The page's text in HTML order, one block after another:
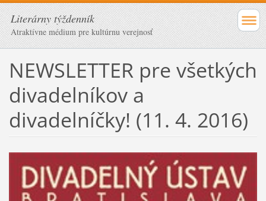
Literárny týždenník
Atraktívne médium pre kultúrnu verejnosť
NEWSLETTER pre všetkých
divadelníkov a
divadelníčky! (11. 4. 2016)